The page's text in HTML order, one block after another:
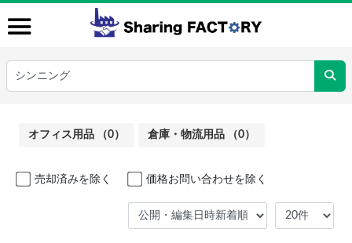
オフィス用品 （0） 倉庫・物流用品 （0）
売却済みを除く 価格お問い合わせを除く